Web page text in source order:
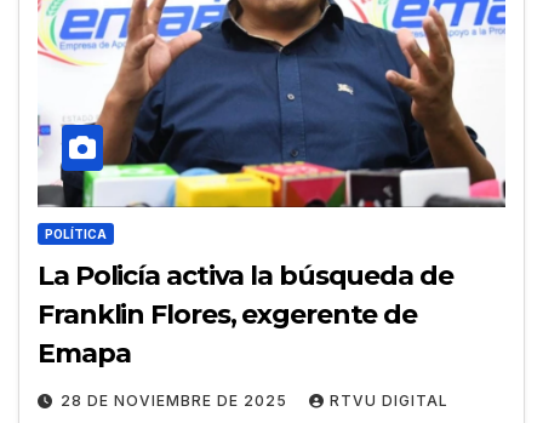
POLÍTICA
La Policía activa la búsqueda de
Franklin Flores, exgerente de
Emapa
28 DE NOVIEMBRE DE 2025 RTVU DIGITAL